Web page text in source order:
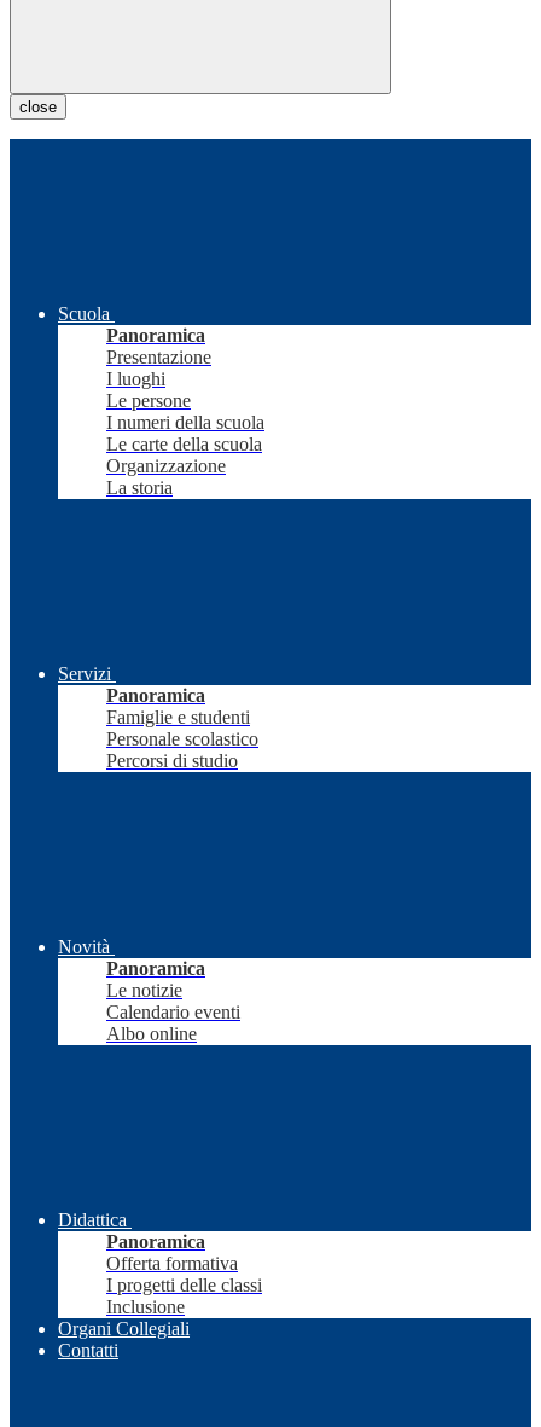
close
Scuola
Panoramica
Presentazione
I luoghi
Le persone
I numeri della scuola
Le carte della scuola
Organizzazione
La storia
Servizi
Panoramica
Famiglie e studenti
Personale scolastico
Percorsi di studio
Novità
Panoramica
Le notizie
Calendario eventi
Albo online
Didattica
Panoramica
Offerta formativa
I progetti delle classi
Inclusione
Organi Collegiali
Contatti